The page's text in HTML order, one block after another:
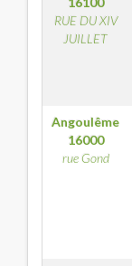
RUE DU XIV
JUILLET
Angoulême
16000
rue Gond